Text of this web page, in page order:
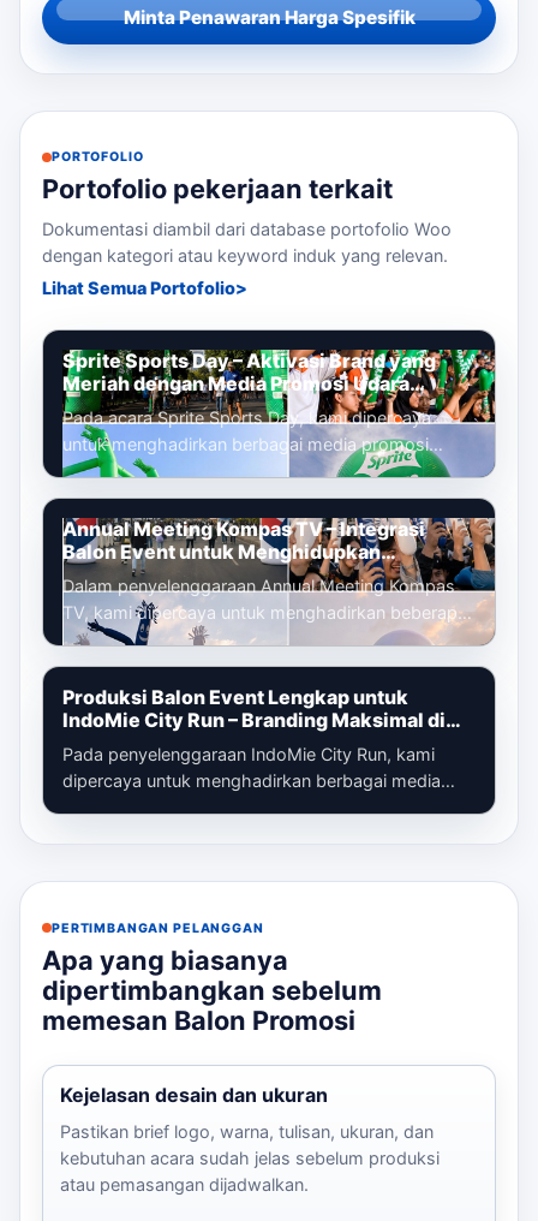
Minta Penawaran Harga Spesifik
PORTOFOLIO
Portofolio pekerjaan terkait
Dokumentasi diambil dari database portofolio Woo
dengan kategori atau keyword induk yang relevan.
Lihat Semua Portofolio
Sprite Sports Day – Aktivasi Brand yang
Meriah dengan Media Promosi Udara
Terintegrasi
Pada acara Sprite Sports Day, kami dipercaya
untuk menghadirkan berbagai media promosi
udara yang dirancang untuk memperkuat ident...
Annual Meeting Kompas TV – Integrasi
Balon Event untuk Menghidupkan
Pengalaman Peserta
Dalam penyelenggaraan Annual Meeting Kompas
TV, kami dipercaya untuk menghadirkan beberapa
media promosi udara yang tidak hanya be...
Produksi Balon Event Lengkap untuk
IndoMie City Run – Branding Maksimal di
Setiap Titik Acara
Pada penyelenggaraan IndoMie City Run, kami
dipercaya untuk menghadirkan berbagai media
PERTIMBANGAN PELANGGAN
Apa yang biasanya
dipertimbangkan sebelum
memesan Balon Promosi
Kejelasan desain dan ukuran
Pastikan brief logo, warna, tulisan, ukuran, dan
kebutuhan acara sudah jelas sebelum produksi
atau pemasangan dijadwalkan.